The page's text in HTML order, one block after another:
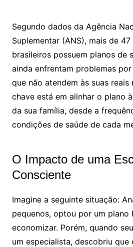
Segundo dados da Agência
Suplementar (ANS), mais de
brasileiros possuem planos de
ainda enfrentam problemas
que não atendem às suas reais
chave está em alinhar o plano
da sua família, desde a
condições de saúde de cada
O Impacto de uma
Consciente
Imagine a seguinte situação:
pequenos, optou por um plano
economizar. Porém, quando
um especialista, descobriu